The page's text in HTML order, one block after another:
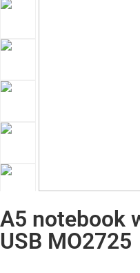
A5 notebook
USB MO2725